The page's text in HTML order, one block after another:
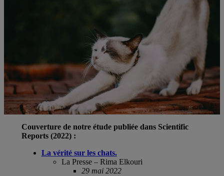
Couverture de notre étude publiée dans Scientific
Reports (2022) :
La vérité sur les chats.
La Presse – Rima Elkouri
29 mai 2022